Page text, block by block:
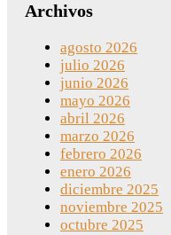
Archivos
agosto 2026
julio 2026
junio 2026
mayo 2026
abril 2026
marzo 2026
febrero 2026
enero 2026
diciembre 2025
noviembre 2025
octubre 2025